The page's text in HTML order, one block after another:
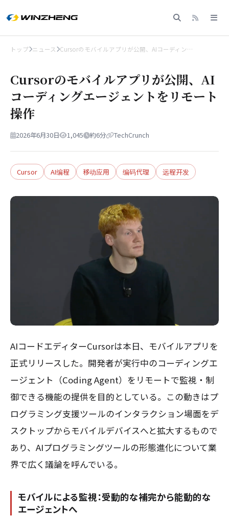
トップ ニュース Cursorのモバイルアプリが公開、AIコーディン…
Cursorのモバイルアプリが公開、AI
コーディングエージェントをリモート
操作
2026年6月30日 1,045 約6分 TechCrunch
Cursor AI编程 移动应用 编码代理 远程开发
AIコードエディターCursorは本日、モバイルアプリを
正式リリースした。開発者が実行中のコーディングエ
ージェント（Coding Agent）をリモートで監視・制
御できる機能の提供を目的としている。この動きはプ
ログラミング支援ツールのインタラクション場面をデ
スクトップからモバイルデバイスへと拡大するもので
あり、AIプログラミングツールの形態進化について業
界で広く議論を呼んでいる。
モバイルによる監視：受動的な補完から能動的な
エージェントへ